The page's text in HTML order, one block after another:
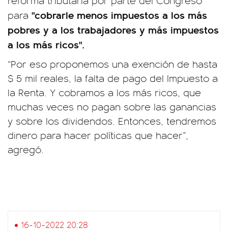
para "cobrarle menos impuestos a los más
pobres y a los trabajadores y más impuestos
a los más ricos".
“Por eso proponemos una exención de hasta
$ 5 mil reales, la falta de pago del Impuesto a
la Renta. Y cobramos a los más ricos, que
muchas veces no pagan sobre las ganancias
y sobre los dividendos. Entonces, tendremos
dinero para hacer políticas que hacer”,
agregó.
16-10-2022 20:28